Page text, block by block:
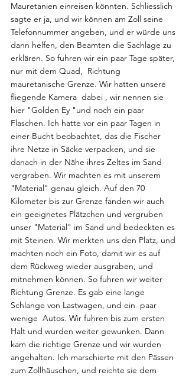
Mauretanien einreisen könnten. Schliesslich
sagte er ja, und wir können am Zoll seine
Telefonnummer angeben, und er würde uns
dann helfen, den Beamten die Sachlage zu
erklären. So fuhren wir ein paar Tage später,
nur mit dem Quad,  Richtung
mauretanische Grenze. Wir hatten unsere
fliegende Kamera  dabei , wir nennen sie
hier "Golden Ey "und noch ein paar
Flaschen. Ich hatte vor ein paar Tagen in
einer Bucht beobachtet, das die Fischer
ihre Netze in Säcke verpacken, und sie
danach in der Nähe ihres Zeltes im Sand
vergraben. Wir machten es mit unserem
"Material" genau gleich. Auf den 70
Kilometer bis zur Grenze fanden wir auch
ein geeignetes Plätzchen und vergruben
unser "Material" im Sand und bedeckten es
mit Steinen. Wir merkten uns den Platz, und
machten noch ein Foto, damit wir es auf
dem Rückweg wieder ausgraben, und
mitnehmen können. So fuhren wir weiter
Richtung Grenze. Es gab eine lange
Schlange von Lastwagen, und ein  paar
wenige  Autos. Wir fuhren bis zum ersten
Halt und wurden weiter gewunken. Dann
kam die richtige Grenze und wir wurden
angehalten. Ich marschierte mit den Pässen
zum Zollhäuschen, und reichte sie dem